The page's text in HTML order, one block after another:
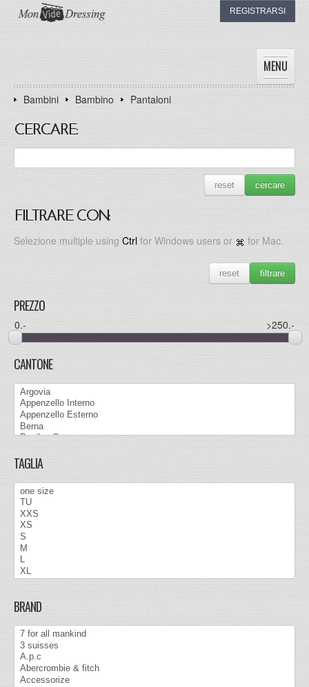
MENU
UOMINI
BAMBINI
I DRESSING
REGISTRARSI
Bambini Bambino Pantaloni
CERCARE:
cercare
reset
FILTRARE CON:
Selezione multiple using Ctrl for Windows users or for Mac.
filtrare
reset
PREZZO
0.- >250.-
CANTONE
TAGLIA
BRAND